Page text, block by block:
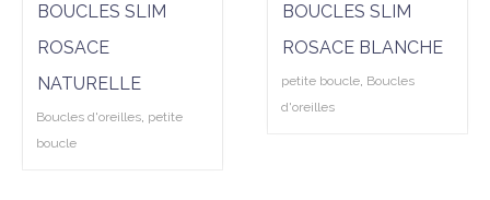
BOUCLES SLIM
ROSACE
NATURELLE
Boucles d'oreilles, petite
boucle
BOUCLES SLIM
ROSACE BLANCHE
petite boucle, Boucles
d'oreilles